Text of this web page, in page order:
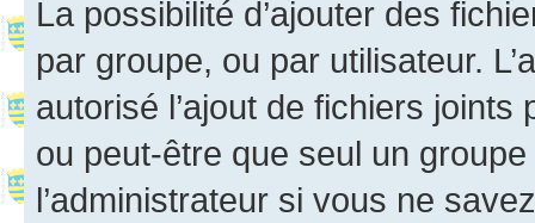
La possibilité d’ajouter des
par groupe, ou par utilisateur.
autorisé l’ajout de fichiers
ou peut-être que seul un
l’administrateur si vous ne